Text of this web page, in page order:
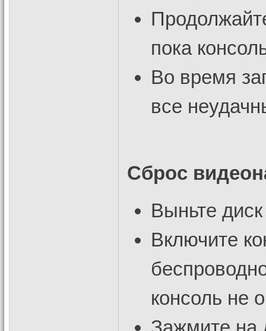
пока
Во время
все
Сброс
Выньте
Включите
консоль не